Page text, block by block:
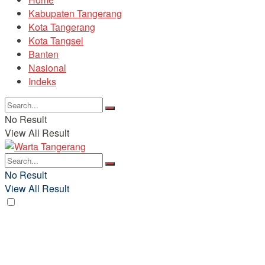
Kabupaten Tangerang
Kota Tangerang
Kota Tangsel
Banten
Nasional
Indeks
No Result
View All Result
No Result
View All Result